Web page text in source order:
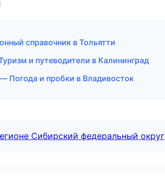
справочник в Тольятти
и путеводители в Калининград
Погода и пробки в Владивосток
Сибирский федеральный округ